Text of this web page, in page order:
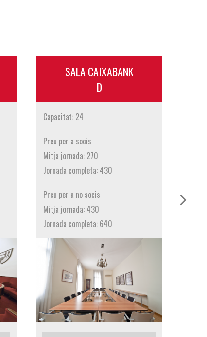
SALA CAIXABANK
D
Capacitat: 24
Preu per a socis
Mitja jornada: 270
Jornada completa: 430
Preu per a no socis
Mitja jornada: 430
Jornada completa: 640